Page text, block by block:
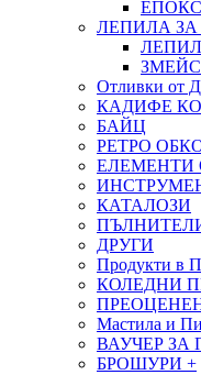
ЛЕПИЛА
Отливки от
КАДИФЕ
БАЙЦ
РЕТРО
ЕЛЕМЕНТИ
КАТАЛОЗИ
ДРУГИ
Продукти в
КОЛЕДНИ
Мастила и
ВАУЧЕР ЗА
БРОШУРИ +